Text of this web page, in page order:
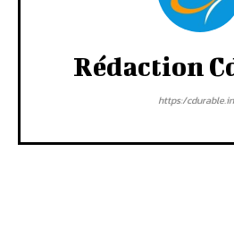
Rédaction
https:/